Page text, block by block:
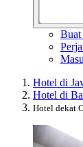
Buat
Hotel di
Hotel di
Hotel dekat